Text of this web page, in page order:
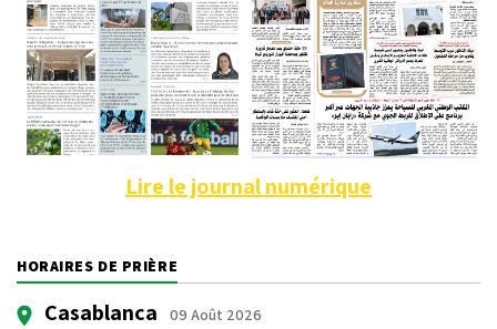
Lire le journal numérique
HORAIRES DE PRIÈRE
Casablanca 09 Août 2026